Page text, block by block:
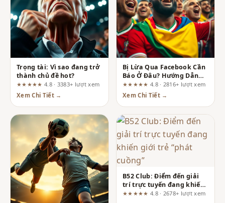
Trọng tài: Vì sao đang trở
thành chủ đề hot?
★★★★★ 4.8 · 3383+ lượt xem
Xem Chi Tiết →
Bị Lừa Qua Facebook Cần
Báo Ở Đâu? Hướng Dẫn
Chi Tiết Để Lấy Lại Quyền
Lợi
★★★★★ 4.8 · 2816+ lượt xem
Xem Chi Tiết →
B52 Club: Điểm đến giải
trí trực tuyến đang khiến
giới trẻ “phát cuồng”
★★★★★ 4.8 · 2678+ lượt xem